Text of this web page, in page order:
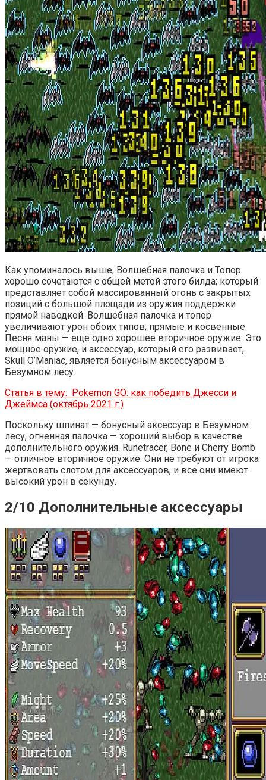
Как упоминалось выше, Волшебная палочка и Топор
хорошо сочетаются с общей метой этого билда; который
представляет собой массированный огонь с закрытых
позиций с большой площади из оружия поддержки
прямой наводкой. Волшебная палочка и топор
увеличивают урон обоих типов; прямые и косвенные.
Песня маны — еще одно хорошее вторичное оружие. Это
мощное оружие, и аксессуар, который его развивает,
Skull O’Maniac, является бонусным аксессуаром в
Безумном лесу.
Статья в тему:
Pokemon GO: как победить Джесси и
Джеймса (октябрь 2021 г.)
Поскольку шпинат — бонусный аксессуар в Безумном
лесу, огненная палочка — хороший выбор в качестве
дополнительного оружия. Runetracer, Bone и Cherry Bomb
— отличное вторичное оружие. Они не требуют от игрока
жертвовать слотом для аксессуаров, и все они имеют
высокий урон в секунду.
2/10 Дополнительные аксессуары